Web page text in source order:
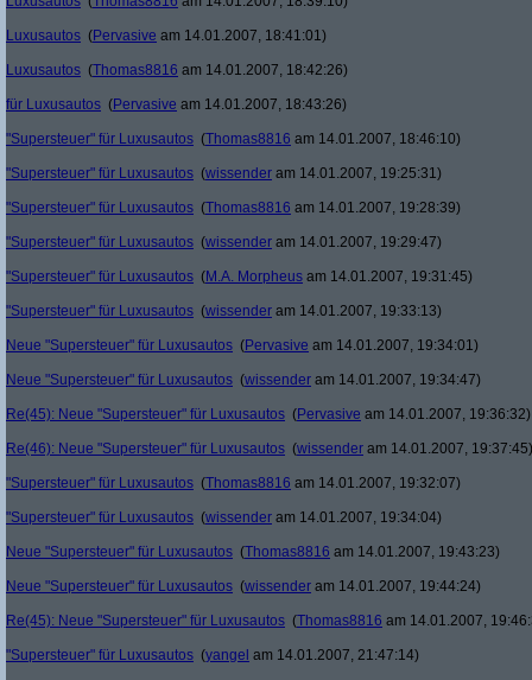
Luxusautos (Pervasive am 14.01.2007, 18:41:01)
Luxusautos (Thomas8816 am 14.01.2007, 18:42:26)
für Luxusautos (Pervasive am 14.01.2007, 18:43:26)
"Supersteuer" für Luxusautos (Thomas8816 am 14.01.2007, 18:46:10)
"Supersteuer" für Luxusautos (wissender am 14.01.2007, 19:25:31)
"Supersteuer" für Luxusautos (Thomas8816 am 14.01.2007, 19:28:39)
"Supersteuer" für Luxusautos (wissender am 14.01.2007, 19:29:47)
"Supersteuer" für Luxusautos (M.A. Morpheus am 14.01.2007, 19:31:45)
"Supersteuer" für Luxusautos (wissender am 14.01.2007, 19:33:13)
Neue "Supersteuer" für Luxusautos (Pervasive am 14.01.2007, 19:34:01)
Neue "Supersteuer" für Luxusautos (wissender am 14.01.2007, 19:34:47)
Re(45): Neue "Supersteuer" für Luxusautos (Pervasive am 14.01.2007, 19:36:32)
Re(46): Neue "Supersteuer" für Luxusautos (wissender am 14.01.2007, 19:37:45)
"Supersteuer" für Luxusautos (Thomas8816 am 14.01.2007, 19:32:07)
"Supersteuer" für Luxusautos (wissender am 14.01.2007, 19:34:04)
Neue "Supersteuer" für Luxusautos (Thomas8816 am 14.01.2007, 19:43:23)
Neue "Supersteuer" für Luxusautos (wissender am 14.01.2007, 19:44:24)
Re(45): Neue "Supersteuer" für Luxusautos (Thomas8816 am 14.01.2007,
"Supersteuer" für Luxusautos (yangel am 14.01.2007, 21:47:14)